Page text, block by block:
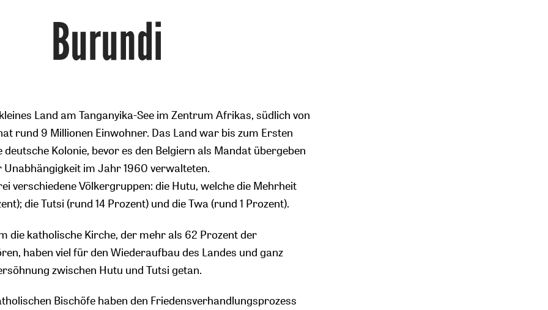
Burundi
Land am Tanganyika-See im Zentrum Afrikas, südlich von
rund 9 Millionen Einwohner. Das Land war bis zum Ersten
deutsche Kolonie, bevor es den Belgiern als Mandat übergeben
Unabhängigkeit im Jahr 1960 verwalteten.
verschiedene Völkergruppen: die Hutu, welche die Mehrheit
die Tutsi (rund 14 Prozent) und die Twa (rund 1 Prozent).
die katholische Kirche, der mehr als 62 Prozent der
haben viel für den Wiederaufbau des Landes und ganz
zwischen Hutu und Tutsi getan.
Bischöfe haben den Friedensverhandlungsprozess